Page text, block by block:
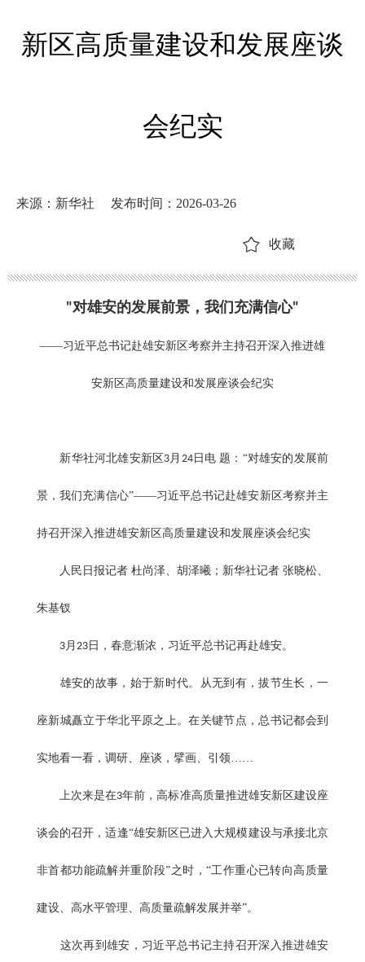
新区高质量建设和发展座谈
会纪实
来源：新华社 发布时间：2026-03-26
收藏
"对雄安的发展前景，我们充满信心"
——习近平总书记赴雄安新区考察并主持召开深入推进雄
安新区高质量建设和发展座谈会纪实
新华社河北雄安新区 3月 24日电 题：“对雄安的发展前
景，我们充满信心”——习近平总书记赴雄安新区考察并主
持召开深入推进雄安新区高质量建设和发展座谈会纪实
人民日报记者 杜尚泽、胡泽曦；新华社记者 张晓松、
朱基钗
3月 23 日，春意渐浓，习近平总书记再赴雄安。
雄安的故事，始于新时代。从无到有，拔节生长，一
座新城矗立于华北平原之上。在关键节点，总书记都会到
实地看一看，调研、座谈，擘画、引领……
上次来是在3年前，高标准高质量推进雄安新区建设座
谈会的召开，适逢“雄安新区已进入大规模建设与承接北京
非首都功能疏解并重阶段”之时，“工作重心已转向高质量
建设、高水平管理、高质量疏解发展并举”。
这次再到雄安，习近平总书记主持召开深入推进雄安